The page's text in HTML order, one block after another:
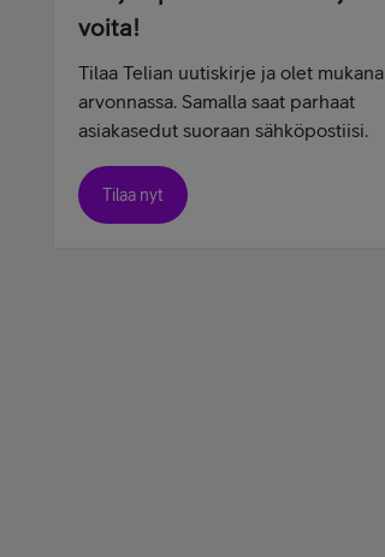
voita!
Tilaa Telian uutiskirje ja olet mukana
arvonnassa. Samalla saat parhaat
asiakasedut suoraan sähköpostiisi.
Tilaa nyt